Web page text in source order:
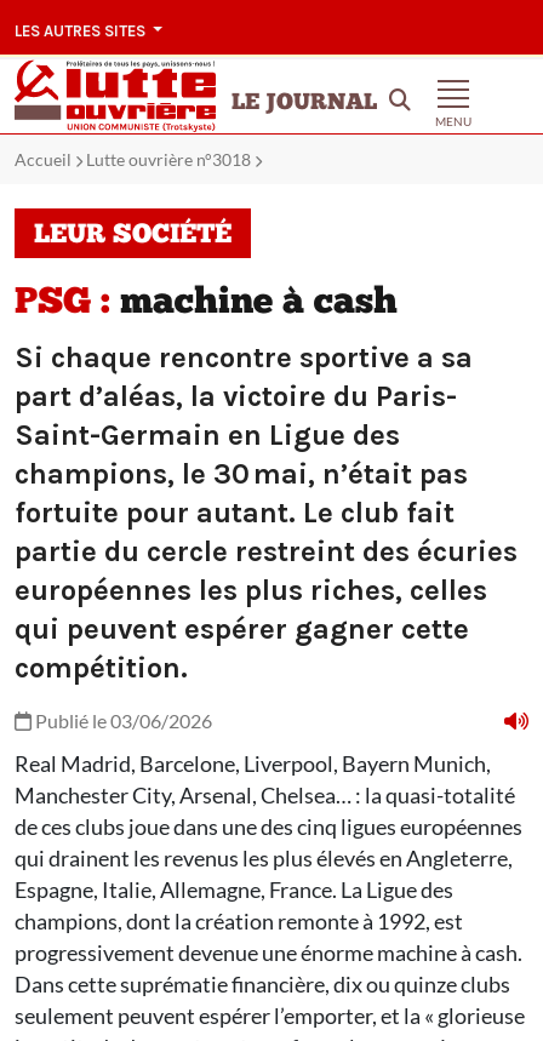
LES AUTRES SITES
LE JOURNAL
MENU
Accueil Lutte ouvrière n°3018
LEUR SOCIÉTÉ
PSG : machine à cash
Si chaque rencontre sportive a sa
part d’aléas, la victoire du Paris-
Saint-Germain en Ligue des
champions, le 30 mai, n’était pas
fortuite pour autant. Le club fait
partie du cercle restreint des écuries
européennes les plus riches, celles
qui peuvent espérer gagner cette
compétition.
Publié le 03/06/2026
Real Madrid, Barcelone, Liverpool, Bayern Munich,
Manchester City, Arsenal, Chelsea… : la quasi-totalité
de ces clubs joue dans une des cinq ligues européennes
qui drainent les revenus les plus élevés en Angleterre,
Espagne, Italie, Allemagne, France. La Ligue des
champions, dont la création remonte à 1992, est
progressivement devenue une énorme machine à cash.
Dans cette suprématie financière, dix ou quinze clubs
seulement peuvent espérer l’emporter, et la « glorieuse